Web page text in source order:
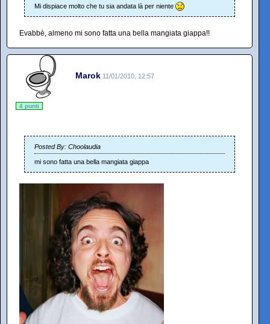
Mi dispiace molto che tu sia andata là per niente
Evabbè, almeno mi sono fatta una bella mangiata giappa!!
Marok 11/01/2010, 12:57
4 punti
Posted By: Choolaudia
mi sono fatta una bella mangiata giappa